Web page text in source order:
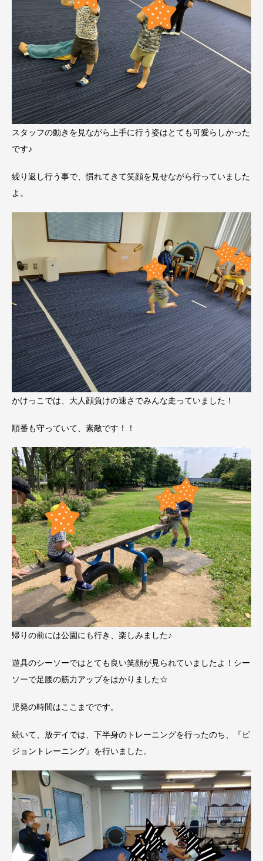
スタッフの動きを見ながら上手に行う姿はとても可愛らしかった
です♪
繰り返し行う事で、慣れてきて笑顔を見せながら行っていました
よ。
かけっこでは、大人顔負けの速さでみんな走っていました！
順番も守っていて、素敵です！！
帰りの前には公園にも行き、楽しみました♪
遊具のシーソーではとても良い笑顔が見られていましたよ！シー
ソーで足腰の筋力アップをはかりました☆
児発の時間はここまでです。
続いて、放デイでは、下半身のトレーニングを行ったのち、『ビ
ジョントレーニング』を行いました。